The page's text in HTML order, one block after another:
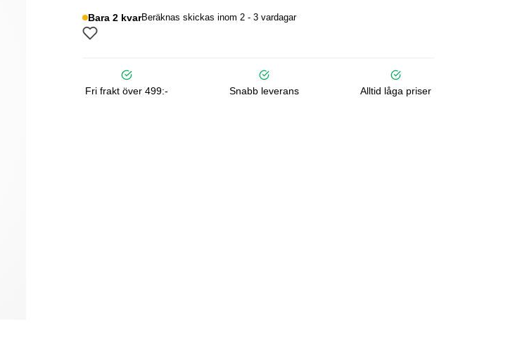
Bara 2 kvarBeräknas skickas inom 2 - 3 vardagar
Fri frakt över 499:- Snabb leverans Alltid låga priser